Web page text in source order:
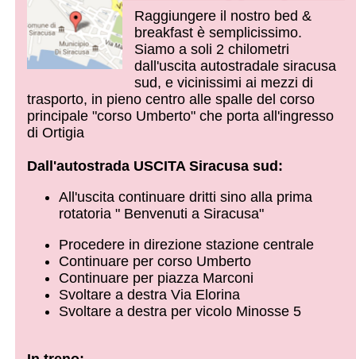
Raggiungere il nostro bed &
breakfast è semplicissimo.
Siamo a soli 2 chilometri
dall'uscita autostradale siracusa
sud, e vicinissimi ai mezzi di
trasporto, in pieno centro alle spalle del corso
principale "corso Umberto" che porta all'ingresso
di Ortigia
Dall'autostrada USCITA Siracusa sud:
All'uscita continuare dritti sino alla prima
rotatoria " Benvenuti a Siracusa"
Procedere in direzione stazione centrale
Continuare per corso Umberto
Continuare per piazza Marconi
Svoltare a destra Via Elorina
Svoltare a destra per vicolo Minosse 5